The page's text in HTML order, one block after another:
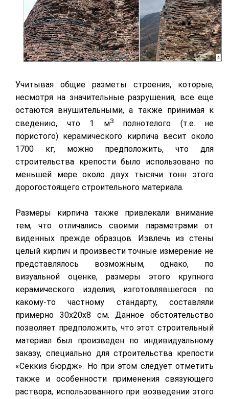
Учитывая общие разметы строения, которые,
несмотря на значительные разрушения, все еще
остаются внушительными, а также принимая к
сведению, что 1 м3полнотелого (т.е. не
пористого) керамического кирпича весит около
1700 кг, можно предположить, что для
строительства крепости было использовано по
меньшей мере около двух тысячи тонн этого
дорогостоящего строительного материала.
Размеры кирпича также привлекали внимание
тем, что отличались своими параметрами от
виденных прежде образцов. Извлечь из стены
целый кирпич и произвести точные измерение не
представлялось возможным, однако, по
визуальной оценке, размеры этого крупного
керамического изделия, изготовлявшегося по
какому-то частному стандарту, составляли
примерно 30х20х8 см. Данное обстоятельство
позволяет предположить, что этот строительный
материал был произведен по индивидуальному
заказу, специально для строительства крепости
«Секкиз бюрдж». Но при этом следует отметить
также и особенности применения связующего
раствора, использованного при возведении этого